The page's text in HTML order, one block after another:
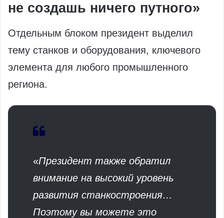
не создашь ничего путного»
Отдельным блоком президент выделил
тему станков и оборудования, ключевого
элемента для любого промышленного
региона.
«Президент также обратил
внимание на высокий уровень
развития станкостроения…
Поэтому вы можете это